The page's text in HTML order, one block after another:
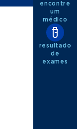
encontre
um
médico
resultado
de
exames